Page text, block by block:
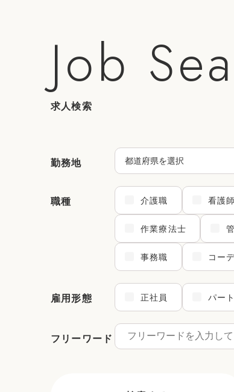
Job
求人検索
勤務地
職種 介護職 看護師
作業療法士
事務職 コー
雇用形態 正社員 パート
フリーワード